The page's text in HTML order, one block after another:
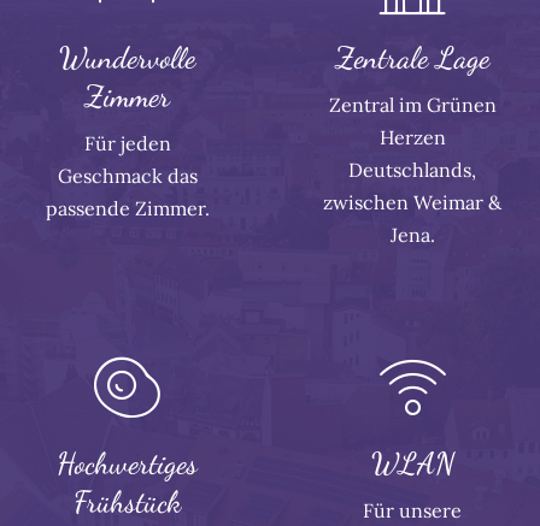
Wundervolle
Zimmer
Für jeden
Geschmack das
passende Zimmer.
Zentrale Lage
Zentral im Grünen
Herzen
Deutschlands,
zwischen Weimar &
Jena.
Hochwertiges
Frühstück
WLAN
Für unsere